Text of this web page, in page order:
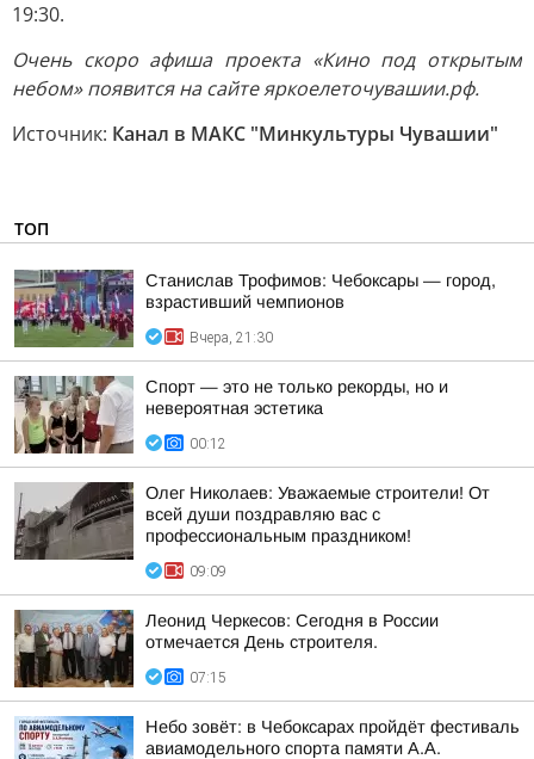
19:30.
Очень скоро афиша проекта «Кино под открытым
небом» появится на сайте яркоелеточувашии.рф.
Источник: Канал в МАКС "Минкультуры Чувашии"
ТОП
Станислав Трофимов: Чебоксары — город,
взрастивший чемпионов
Вчера, 21:30
Спорт — это не только рекорды, но и
невероятная эстетика
00:12
Олег Николаев: Уважаемые строители! От
всей души поздравляю вас с
профессиональным праздником!
09:09
Леонид Черкесов: Сегодня в России
отмечается День строителя.
07:15
Небо зовёт: в Чебоксарах пройдёт фестиваль
авиамодельного спорта памяти А.А.